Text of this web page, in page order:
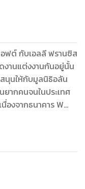
ฟต์ กับเอลลี ฟรานซิส
งานแต่งงานกันอยู่นั้น
สนุนให้กับมูลนิธิอลัน
ากคนจนในประเทศ
องจากธนาคาร W
วามแน่ใจอลันได้
หารมาก่อน แต่กลับ
รพิสูจน์หาความจริงจึง